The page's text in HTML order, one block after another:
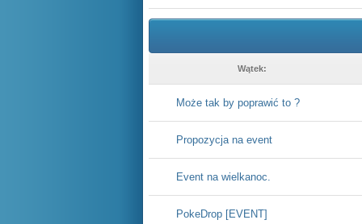
Wątek:
Może tak by poprawić to ?
Propozycja na event
Event na wielkanoc.
PokeDrop [EVENT]